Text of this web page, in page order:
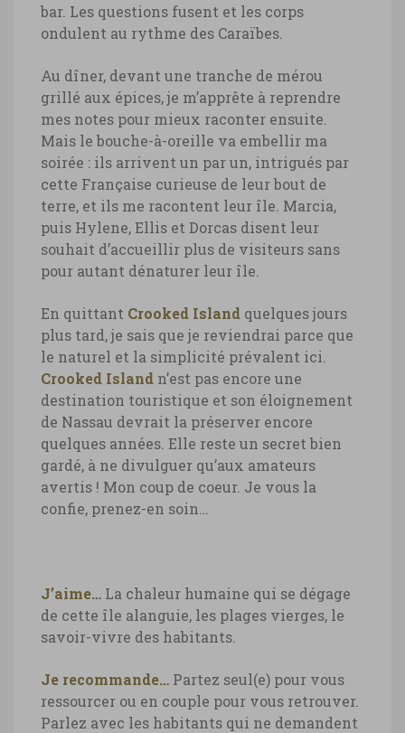
Bahamas, sunset Crooked Island ©
Marie-Ange Ostré
bar. Les questions fusent et les corps
ondulent au rythme des Caraïbes.
Au dîner, devant une tranche de mérou
grillé aux épices, je m’apprête à reprendre
mes notes pour mieux raconter ensuite.
Mais le bouche-à-oreille va embellir ma
soirée : ils arrivent un par un, intrigués par
cette Française curieuse de leur bout de
terre, et ils me racontent leur île. Marcia,
puis Hylene, Ellis et Dorcas disent leur
souhait d’accueillir plus de visiteurs sans
pour autant dénaturer leur île.
En quittant Crooked Island quelques jours
plus tard, je sais que je reviendrai parce que
le naturel et la simplicité prévalent ici.
Crooked Island n’est pas encore une
destination touristique et son éloignement
de Nassau devrait la préserver encore
quelques années. Elle reste un secret bien
gardé, à ne divulguer qu’aux amateurs
avertis ! Mon coup de coeur. Je vous la
confie, prenez-en soin…
J’aime… La chaleur humaine qui se dégage
de cette île alanguie, les plages vierges, le
savoir-vivre des habitants.
Je recommande… Partez seul(e) pour vous
ressourcer ou en couple pour vous retrouver.
Parlez avec les habitants qui ne demandent